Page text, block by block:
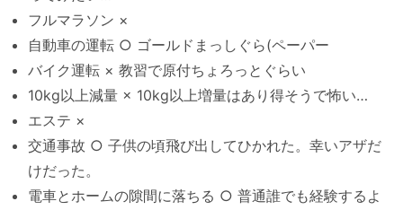
フルマラソン ×
自動車の運転 ○ ゴールドまっしぐら(ペーパー
バイク運転 × 教習で原付ちょろっとぐらい
10kg以上減量 × 10kg以上増量はあり得そうで怖い…
エステ ×
交通事故 ○ 子供の頃飛び出してひかれた。幸いアザだ
けだった。
電車とホームの隙間に落ちる ○ 普通誰でも経験するよ